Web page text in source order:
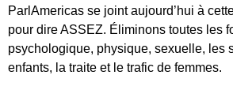
ParlAmericas se joint aujourd’hui à
pour dire ASSEZ. Éliminons toutes les
psychologique, physique, sexuelle, les
enfants, la traite et le trafic de femmes.